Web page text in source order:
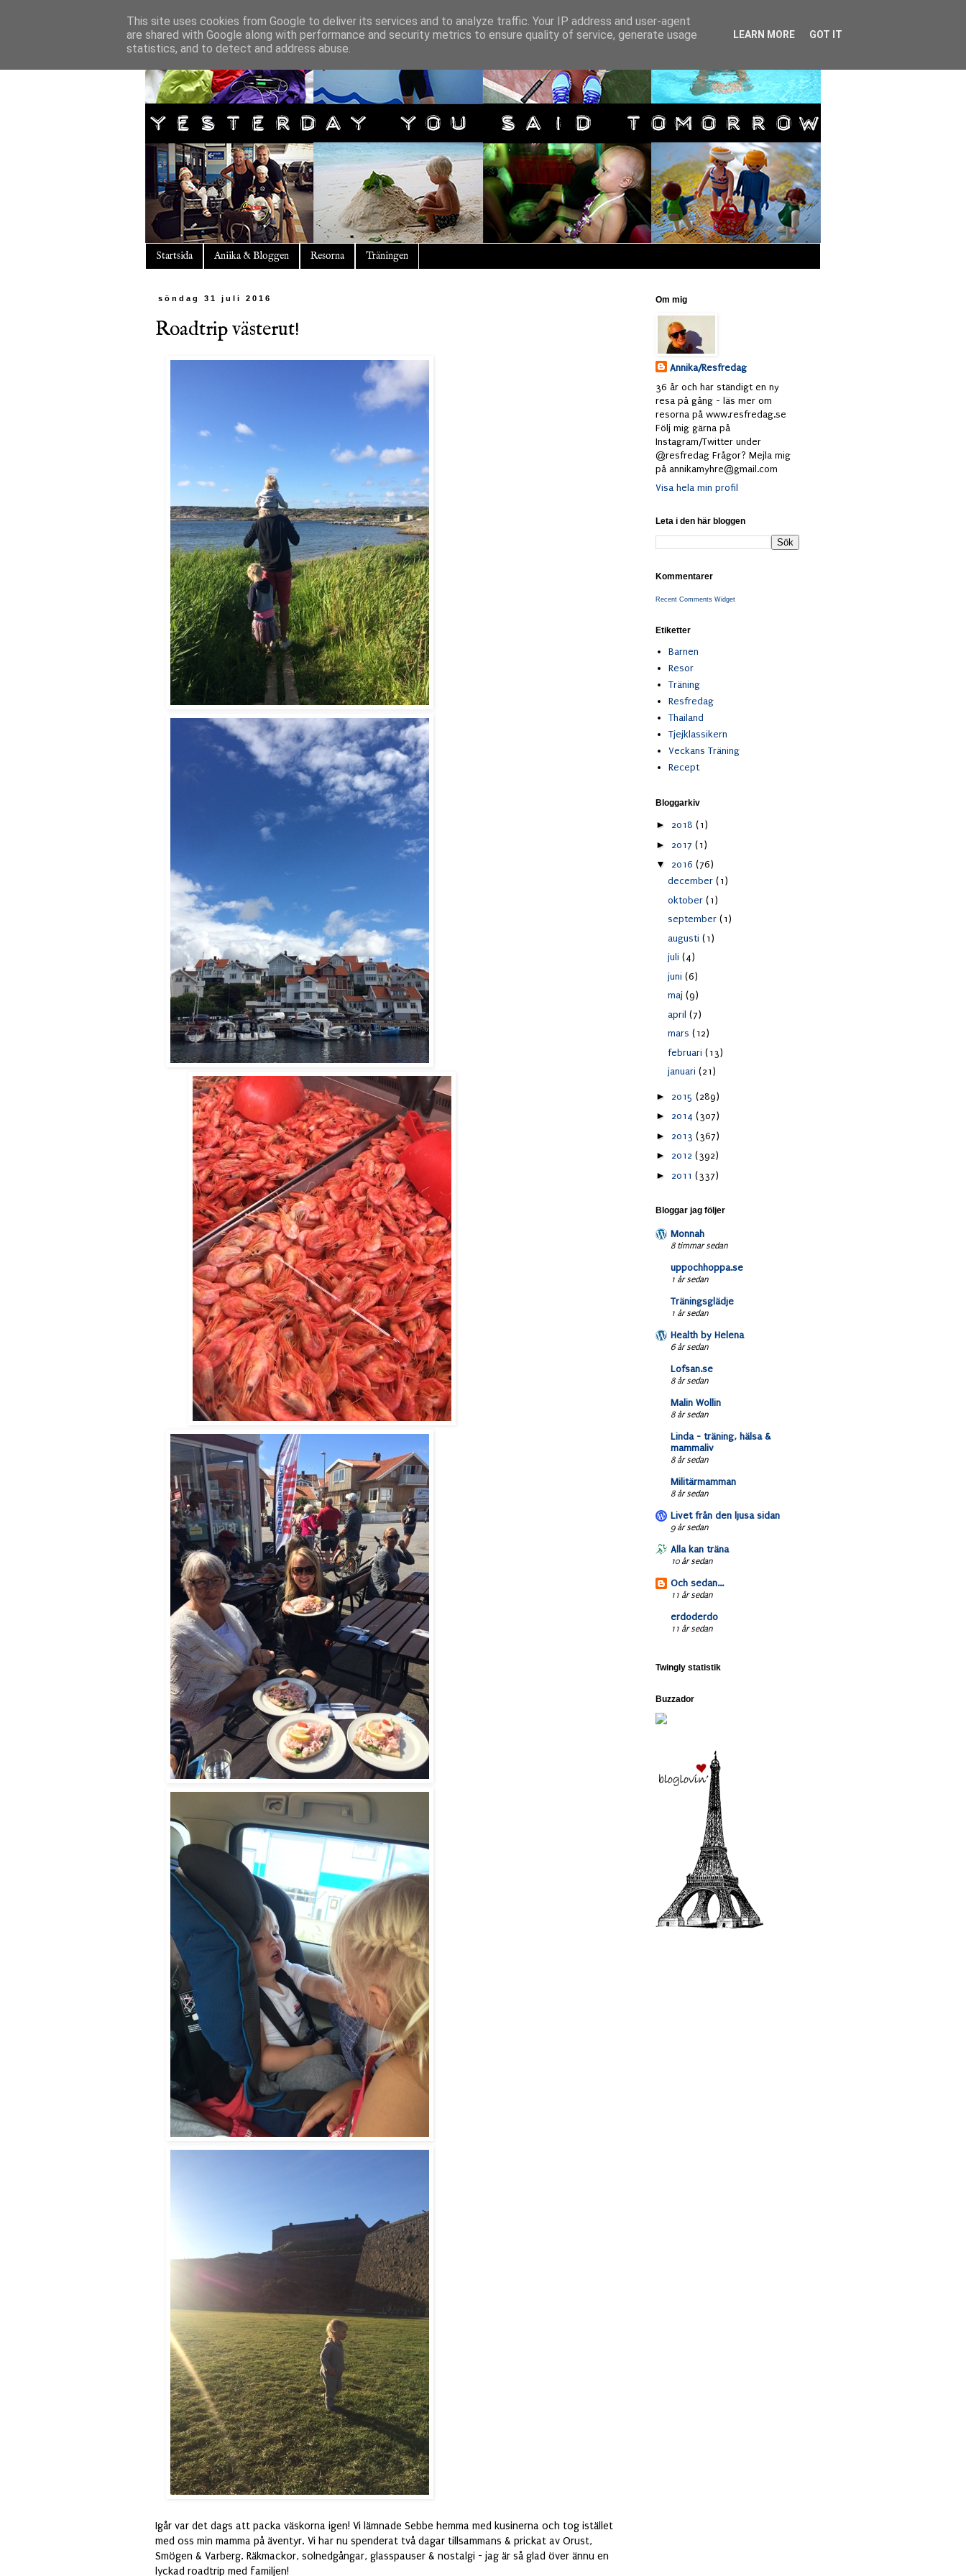
Startsida Aniika & Bloggen Resorna Träningen
söndag 31 juli 2016
Roadtrip västerut!
Igår var det dags att packa väskorna igen! Vi lämnade Sebbe hemma med kusinerna och tog istället
med oss min mamma på äventyr. Vi har nu spenderat två dagar tillsammans & prickat av Orust,
Smögen & Varberg. Räkmackor, solnedgångar, glasspauser & nostalgi - jag är så glad över ännu en
lyckad roadtrip med familjen!
Om mig
Annika/Resfredag
36 år och har ständigt en ny
resa på gång - läs mer om
resorna på www.resfredag.se
Följ mig gärna på
Instagram/Twitter under
@resfredag Frågor? Mejla mig
på annikamyhre@gmail.com
Visa hela min profil
Leta i den här bloggen
Kommentarer
Recent Comments Widget
Etiketter
Barnen
Resor
Träning
Resfredag
Thailand
Tjejklassikern
Veckans Träning
Recept
Bloggarkiv
► 2018 (1)
► 2017 (1)
▼ 2016 (76)
december (1)
oktober (1)
september (1)
augusti (1)
juli (4)
juni (6)
maj (9)
april (7)
mars (12)
februari (13)
januari (21)
► 2015 (289)
► 2014 (307)
► 2013 (367)
► 2012 (392)
► 2011 (337)
Bloggar jag följer
Monnah
8 timmar sedan
uppochhoppa.se
1 år sedan
Träningsglädje
1 år sedan
Health by Helena
6 år sedan
Lofsan.se
8 år sedan
Malin Wollin
8 år sedan
Linda - träning, hälsa &
mammaliv
8 år sedan
Militärmamman
8 år sedan
Livet från den ljusa sidan
9 år sedan
Alla kan träna
10 år sedan
Och sedan...
11 år sedan
erdoderdo
11 år sedan
Twingly statistik
Buzzador
This site uses cookies from Google to deliver its services and to analyze traffic. Your IP address and user-agent
are shared with Google along with performance and security metrics to ensure quality of service, generate usage
statistics, and to detect and address abuse.
LEARN MORE GOT IT